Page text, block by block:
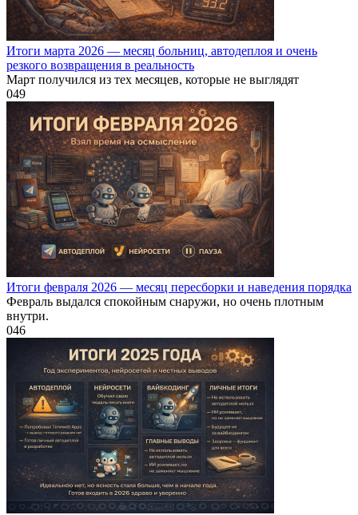
Итоги марта 2026 — месяц больниц, автодеплоя и очень
резкого возвращения в реальность
Март получился из тех месяцев, которые не выглядят
049
Итоги февраля 2026 — месяц пересборки и наведения порядка
Февраль выдался спокойным снаружи, но очень плотным
внутри.
046